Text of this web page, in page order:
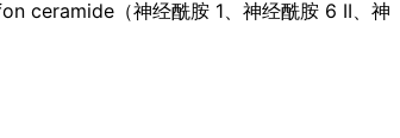
ceramide（神经酰胺 1、神经酰胺 6 II、神